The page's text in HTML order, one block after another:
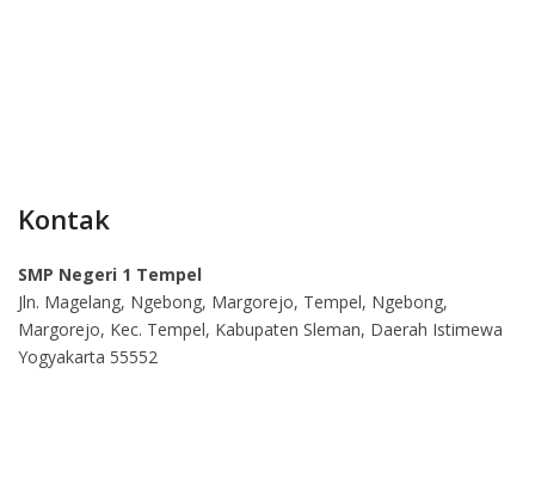
Kontak
SMP Negeri 1 Tempel
Jln. Magelang, Ngebong, Margorejo, Tempel, Ngebong,
Margorejo, Kec. Tempel, Kabupaten Sleman, Daerah Istimewa
Yogyakarta 55552